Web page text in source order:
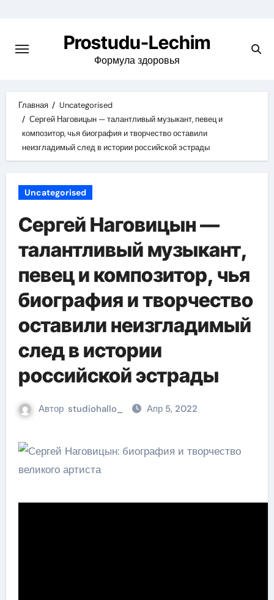
содержимому
Prostudu-Lechim
Формула здоровья
Главная
Uncategorised
Сергей Наговицын — талантливый музыкант, певец и
композитор, чья биография и творчество оставили
неизгладимый след в истории российской эстрады
Uncategorised
Сергей Наговицын —
талантливый музыкант,
певец и композитор, чья
биография и творчество
оставили неизгладимый
след в истории
российской эстрады
Автор studiohallo_ Апр 5, 2022